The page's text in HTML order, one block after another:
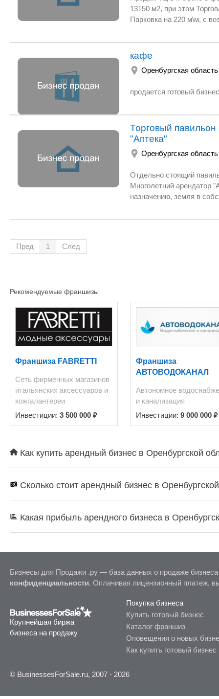
13150 м2, при этом Торговая площадь 12500 м2. Площадь земельного участка 22 430 м2.
Парковка на 220 м\м, с возможность увеличения до 400. В 6 минутах от центра города. Недавно
кафе
Оренбургская область
продается готовый
Торговый
"Аптека"
Оренбургская область
Отдельно стоящий
Многолетний арендатор "Аптека". Ежемесячно = 150 000 руб. Можно использовать по другому
назначению, земля в
Пред 1 След
Рекомендуемые франшизы
Франшиза FABRETTI
Сеть фирменных магазинов
итальянских аксессуаров и
кожгалантереи
Инвестиции: 3 500 000 ₽
Франшиза
АВТОВОДОКАНАЛ
Автономное
и канализация
Инвестиции: 9 000 000 ₽
Как купить арендный бизнес в Оренбургской
Сколько стоит арендный бизнес в
Какая прибыль арендного бизнеса в
Бизнесы для Продажи .ру — база данных о продаже
конфиденциальности. Оплачивая лицензионный платеж,
Крупнейшая биржа
бизнеса на продажу
Покупка бизнеса
Купить готовый бизнес
Каталог франшиз
Оповещения о новых
Как купить готовый бизнес
© BusinessesForSale.ru, 2007 - 2026